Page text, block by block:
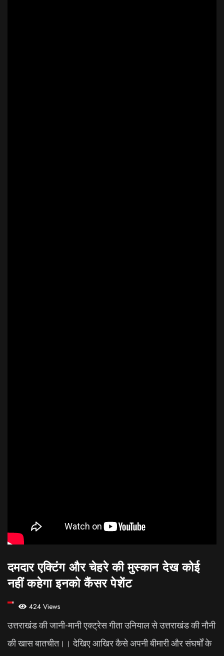
दमदार एक्टिंग और चेहरे की मुस्कान देख कोई
नहीं कहेगा इनको कैंसर पेशेंट
424 Views
उत्तराखंड की जानी-मानी एक्ट्रेस गीता उनियाल से उत्तराखंड की नौनी
की खास बातचीत।। देखिए आखिर कैसे अपनी बीमारी और संघर्षों के